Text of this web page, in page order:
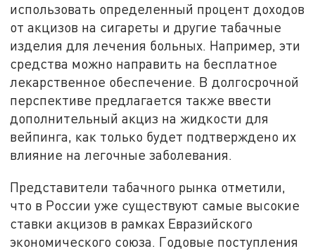
использовать определенный процент доходов
от акцизов на сигареты и другие табачные
изделия для лечения больных. Например, эти
средства можно направить на бесплатное
лекарственное обеспечение. В долгосрочной
перспективе предлагается также ввести
дополнительный акциз на жидкости для
вейпинга, как только будет подтверждено их
влияние на легочные заболевания.
Представители табачного рынка отметили,
что в России уже существуют самые высокие
ставки акцизов в рамках Евразийского
экономического союза. Годовые поступления